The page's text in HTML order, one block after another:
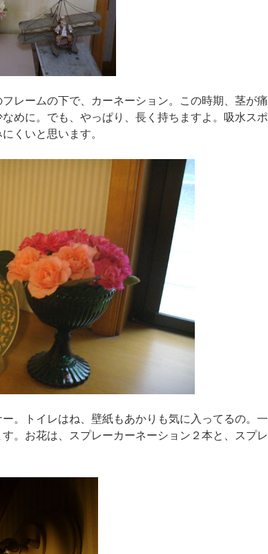
レームの下で、カーネーション。この時期、茎が痛
めに。でも、やっぱり、長く持ちますよ。吸水スポ
くいと思います。
。トイレはね、壁紙もあかりも気に入ってるの。一
。お花は、スプレーカーネーション２本と、スプレ